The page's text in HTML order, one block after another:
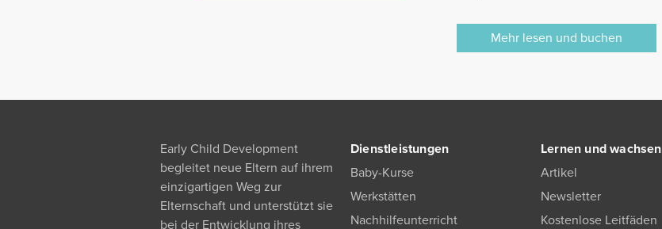
Mehr lesen und buchen
Early Child Development
begleitet neue Eltern auf ihrem
einzigartigen Weg zur
Elternschaft und unterstützt sie
bei der Entwicklung ihres
Dienstleistungen
Baby-Kurse
Werkstätten
Nachhilfeunterricht
Lernen und wachsen
Artikel
Newsletter
Kostenlose Leitfäden